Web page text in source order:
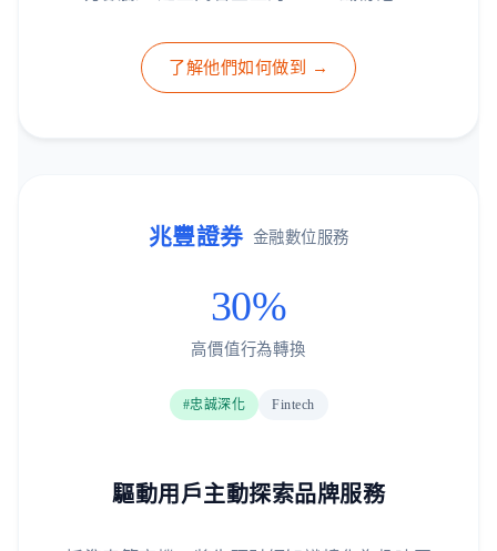
了解他們如何做到 →
兆豐證券 金融數位服務
30%
高價值行為轉換
#忠誠深化 Fintech
驅動用戶主動探索品牌服務